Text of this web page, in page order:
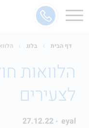
דף הבית בלוג
הלוואות
לצעירים
27.12.22 eyal